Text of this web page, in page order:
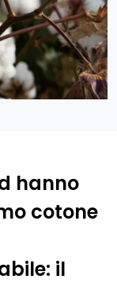
hanno
cotone
il